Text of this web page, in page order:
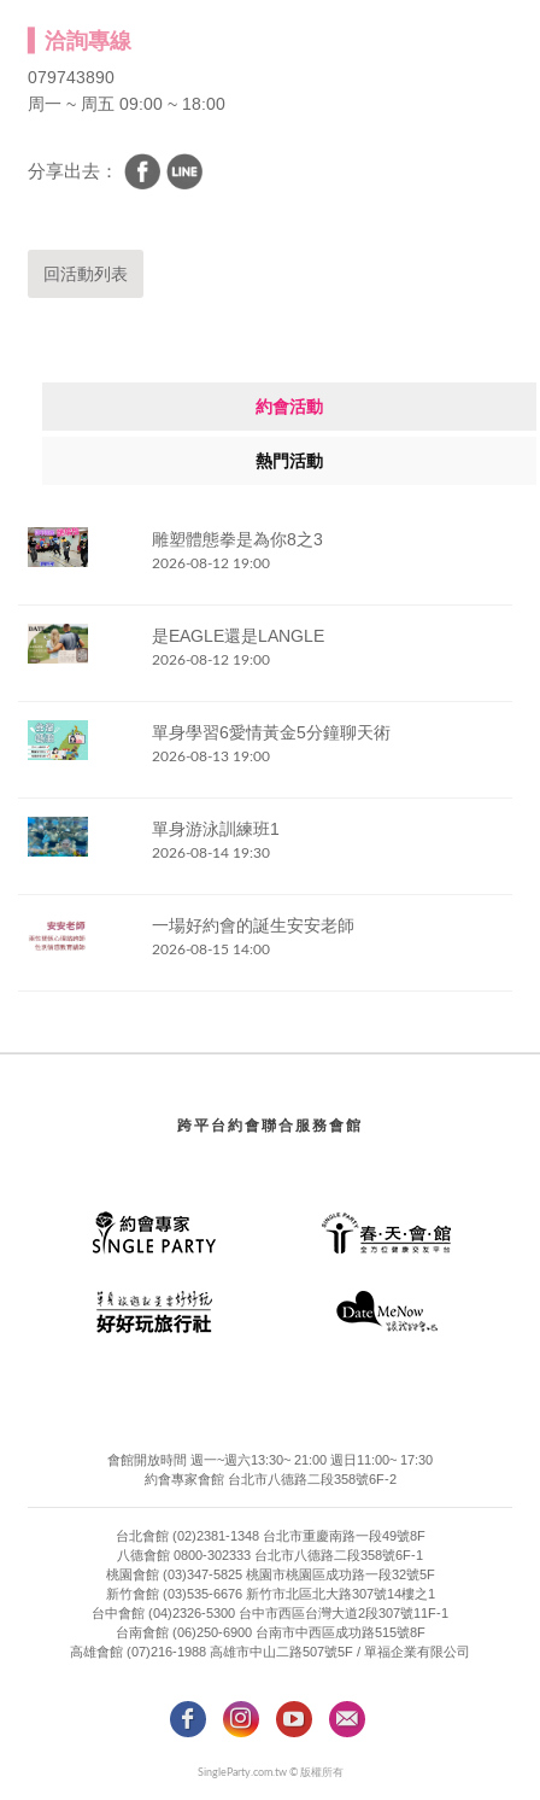
洽詢專線
079743890
周一 ~ 周五 09:00 ~ 18:00
分享出去：
回活動列表
約會活動
熱門活動
雕塑體態拳是為你8之3
2026-08-12 19:00
是EAGLE還是LANGLE
2026-08-12 19:00
單身學習6愛情黃金5分鐘聊天術
2026-08-13 19:00
單身游泳訓練班1
2026-08-14 19:30
一場好約會的誕生安安老師
2026-08-15 14:00
跨平台約會聯合服務會館
會館開放時間 週一~週六13:30~ 21:00 週日11:00~ 17:30
約會專家會館 台北市八德路二段358號6F-2
台北會館 (02)2381-1348 台北市重慶南路一段49號8F
八德會館 0800-302333 台北市八德路二段358號6F-1
桃園會館 (03)347-5825 桃園市桃園區成功路一段32號5F
新竹會館 (03)535-6676 新竹市北區北大路307號14樓之1
台中會館 (04)2326-5300 台中市西區台灣大道2段307號11F-1
台南會館 (06)250-6900 台南市中西區成功路515號8F
高雄會館 (07)216-1988 高雄市中山二路507號5F / 單福企業有限公司
SingleParty.com.tw © 版權所有